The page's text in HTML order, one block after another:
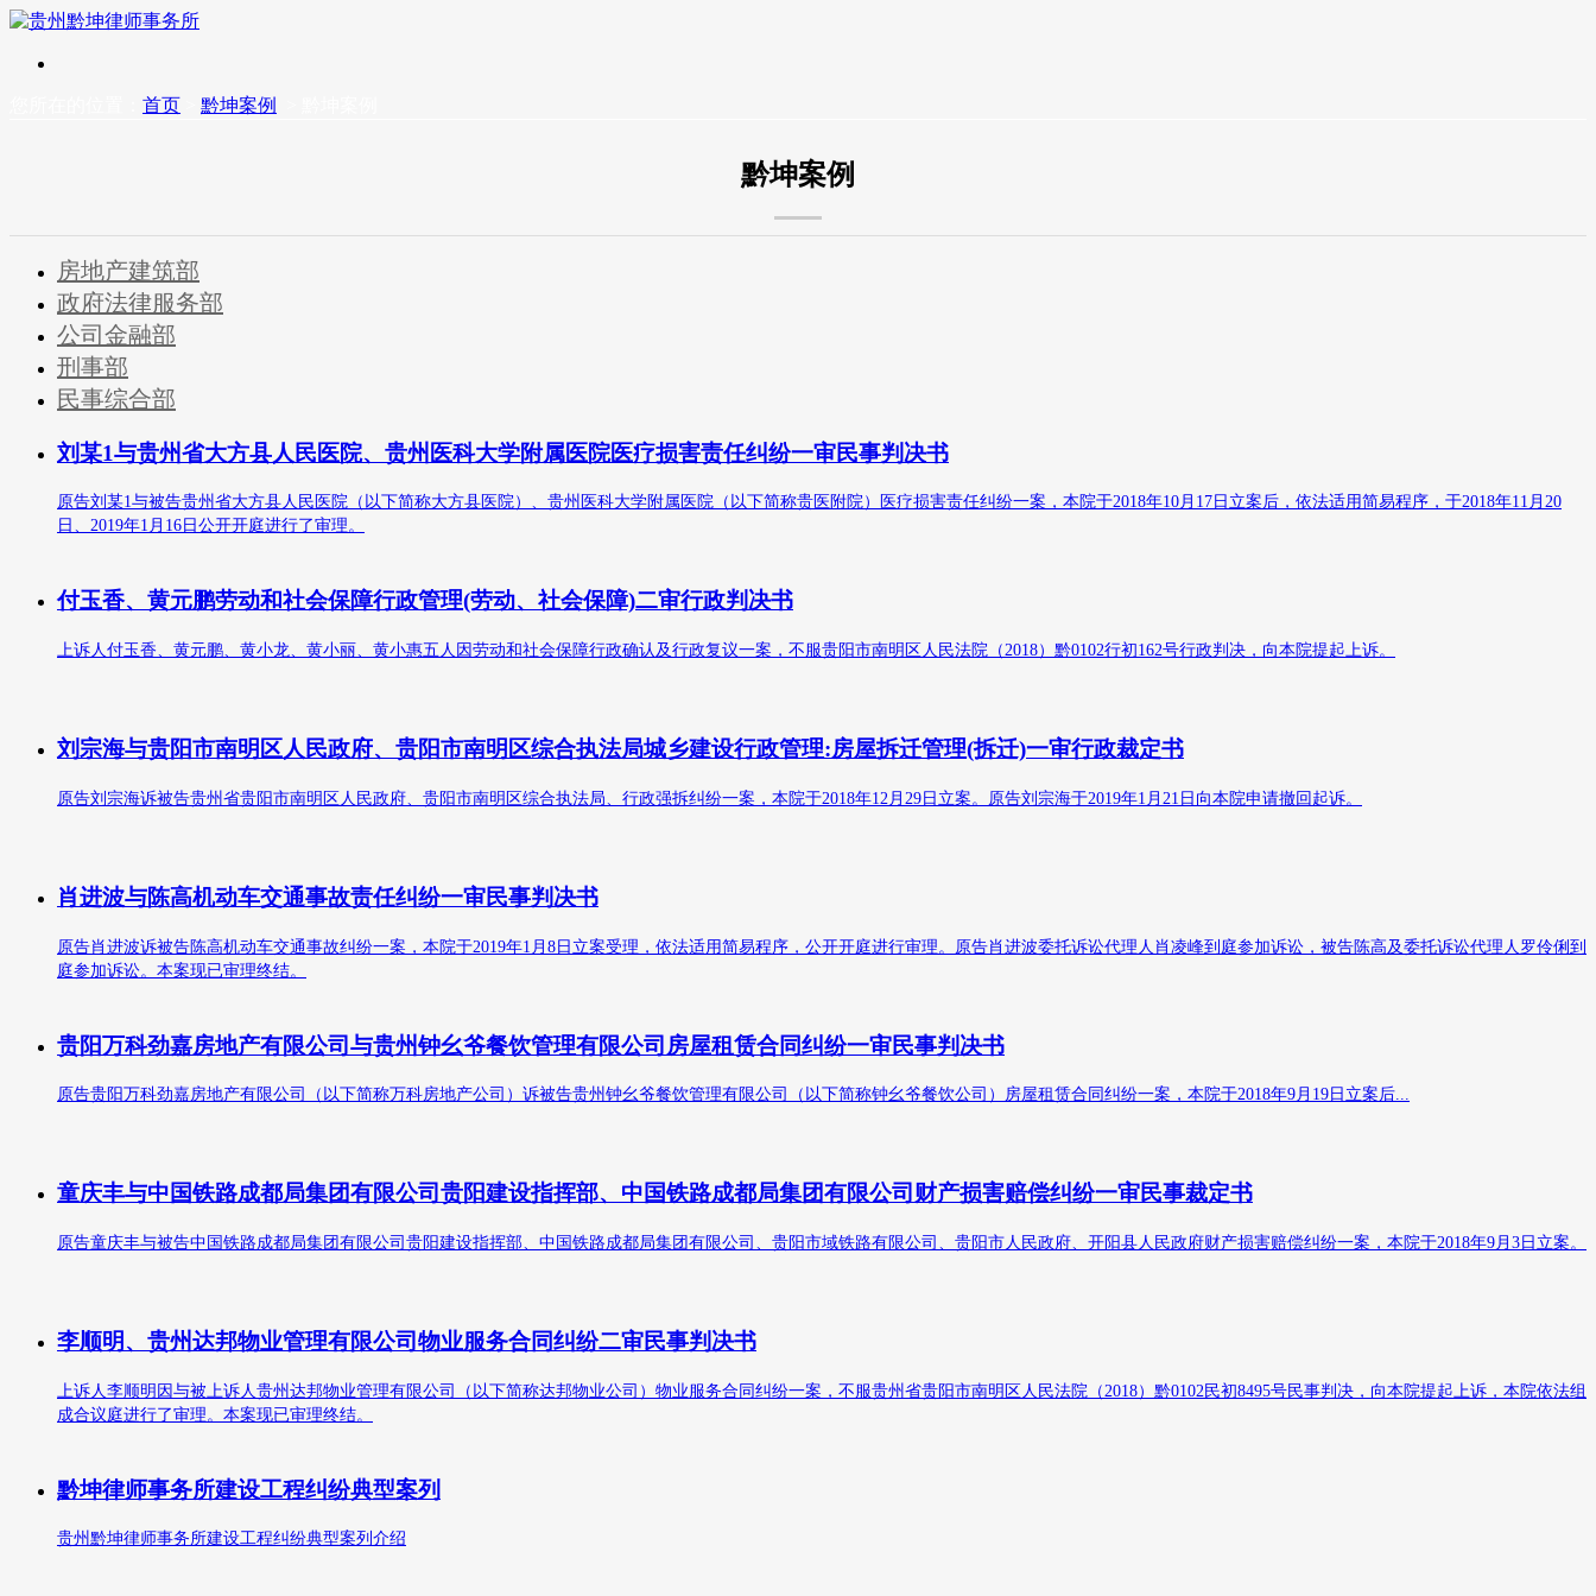
首页 黔坤案例
黔坤案例
房地产建筑部
政府法律服务部
公司金融部
刑事部
民事综合部
刘某1与贵州省大方县人民医院、贵州医科大学附属医院医疗损害责任纠纷一审民事判决书
原告刘某1与被告贵州省大方县人民医院（以下简称大方县医院）、贵州医科大学附属医院（以下简称贵医附院）医疗损害责任纠纷一案，本院于2018年10月17日立案后，依法适用简易程序，于2018年11月20
日、2019年1月16日公开开庭进行了审理。
付玉香、黄元鹏劳动和社会保障行政管理(劳动、社会保障)二审行政判决书
上诉人付玉香、黄元鹏、黄小龙、黄小丽、黄小惠五人因劳动和社会保障行政确认及行政复议一案，不服贵阳市南明区人民法院（2018）黔0102行初162号行政判决，向本院提起上诉。
刘宗海与贵阳市南明区人民政府、贵阳市南明区综合执法局城乡建设行政管理:房屋拆迁管理(拆迁)一审行政裁定书
原告刘宗海诉被告贵州省贵阳市南明区人民政府、贵阳市南明区综合执法局、行政强拆纠纷一案，本院于2018年12月29日立案。原告刘宗海于2019年1月21日向本院申请撤回起诉。
肖进波与陈高机动车交通事故责任纠纷一审民事判决书
原告肖进波诉被告陈高机动车交通事故纠纷一案，本院于2019年1月8日立案受理，依法适用简易程序，公开开庭进行审理。原告肖进波委托诉讼代理人肖凌峰到庭参加诉讼，被告陈高及委托诉讼代理人罗伶俐到
庭参加诉讼。本案现已审理终结。
贵阳万科劲嘉房地产有限公司与贵州钟幺爷餐饮管理有限公司房屋租赁合同纠纷一审民事判决书
原告贵阳万科劲嘉房地产有限公司（以下简称万科房地产公司）诉被告贵州钟幺爷餐饮管理有限公司（以下简称钟幺爷餐饮公司）房屋租赁合同纠纷一案，本院于2018年9月19日立案后...
童庆丰与中国铁路成都局集团有限公司贵阳建设指挥部、中国铁路成都局集团有限公司财产损害赔偿纠纷一审民事裁定书
原告童庆丰与被告中国铁路成都局集团有限公司贵阳建设指挥部、中国铁路成都局集团有限公司、贵阳市域铁路有限公司、贵阳市人民政府、开阳县人民政府财产损害赔偿纠纷一案，本院于2018年9月3日立案。
李顺明、贵州达邦物业管理有限公司物业服务合同纠纷二审民事判决书
上诉人李顺明因与被上诉人贵州达邦物业管理有限公司（以下简称达邦物业公司）物业服务合同纠纷一案，不服贵州省贵阳市南明区人民法院（2018）黔0102民初8495号民事判决，向本院提起上诉，本院依法组
成合议庭进行了审理。本案现已审理终结。
黔坤律师事务所建设工程纠纷典型案列
贵州黔坤律师事务所建设工程纠纷典型案列介绍